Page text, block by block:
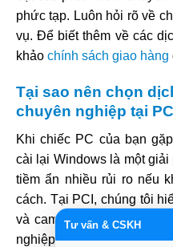
phức tạp. Luôn hỏi rõ về
vụ. Để biết thêm về các
khảo chính sách giao hàng
Tại sao nên chọn
chuyên nghiệp tại
Khi chiếc PC của bạn
cài lại Windows là một
tiềm ẩn nhiều rủi ro nếu
cách. Tại PCI, chúng tôi
và cam kết mang đến
nghiệp, an toàn và nhanh
Tư vấn & CSKH